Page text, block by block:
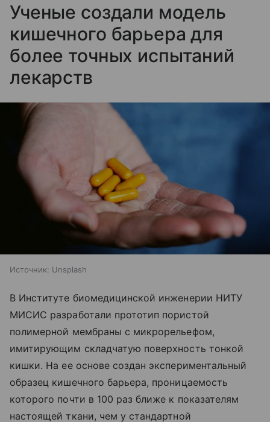
Ученые создали модель
кишечного барьера для
более точных испытаний
лекарств
Источник: Unsplash
В Институте биомедицинской инженерии НИТУ
МИСИС разработали прототип пористой
полимерной мембраны с микрорельефом,
имитирующим складчатую поверхность тонкой
кишки. На ее основе создан экспериментальный
образец кишечного барьера, проницаемость
которого почти в 100 раз ближе к показателям
настоящей ткани, чем у стандартной